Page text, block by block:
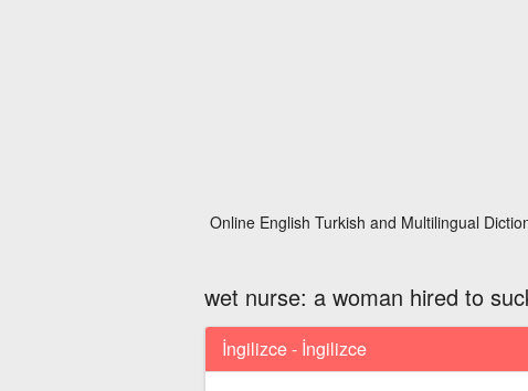
Online English Turkish and Multilingual
wet nurse: a woman hired to
İngilizce - İngilizce